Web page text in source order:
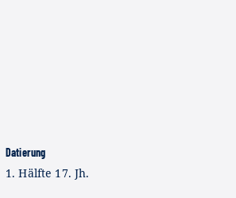
Datierung
1. Hälfte 17. Jh.